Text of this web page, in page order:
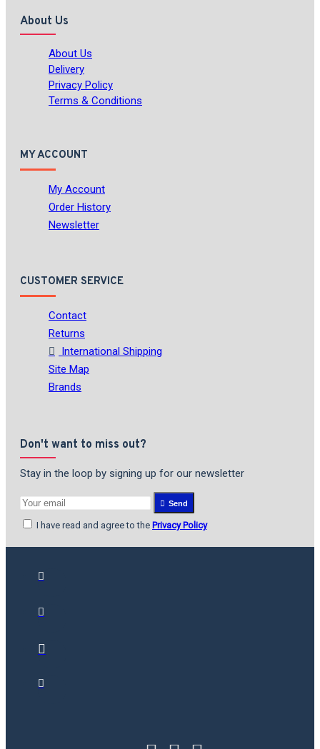
About Us
About Us
Delivery
Privacy Policy
Terms & Conditions
MY ACCOUNT
My Account
Order History
Newsletter
CUSTOMER SERVICE
Contact
Returns
International Shipping
Site Map
Brands
Don't want to miss out?
Stay in the loop by signing up for our newsletter
Send
I have read and agree to the Privacy Policy